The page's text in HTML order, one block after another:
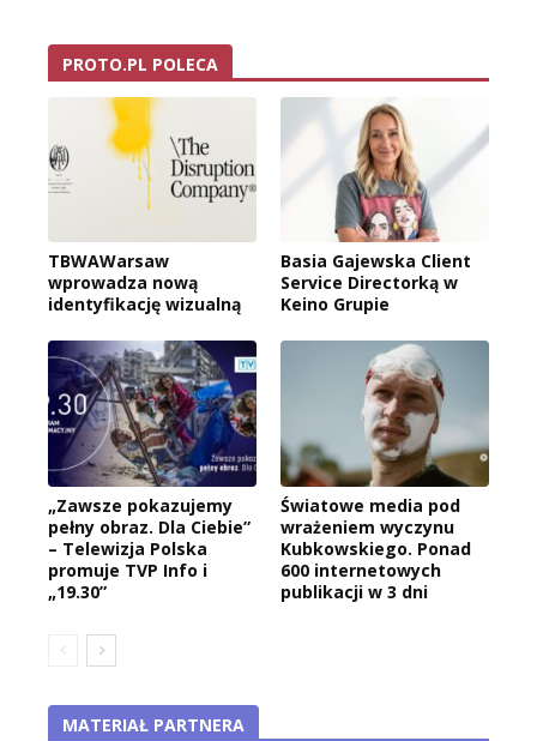
PROTO.PL POLECA
TBWAWarsaw
wprowadza nową
identyfikację wizualną
Basia Gajewska Client
Service Directorką w
Keino Grupie
„Zawsze pokazujemy
pełny obraz. Dla Ciebie”
– Telewizja Polska
promuje TVP Info i
„19.30”
Światowe media pod
wrażeniem wyczynu
Kubkowskiego. Ponad
600 internetowych
publikacji w 3 dni
MATERIAŁ PARTNERA